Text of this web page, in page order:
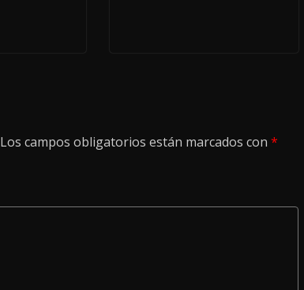
Los campos obligatorios están marcados con *